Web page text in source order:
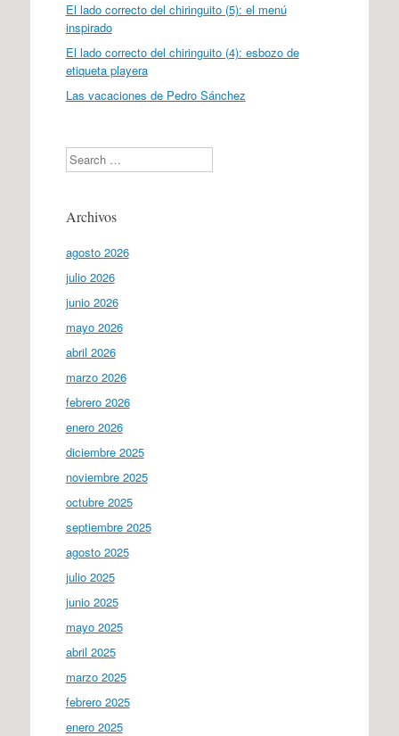
El lado correcto del chiringuito (5): el menú
inspirado
El lado correcto del chiringuito (4): esbozo de
etiqueta playera
Las vacaciones de Pedro Sánchez
Search
Archivos
agosto 2026
julio 2026
junio 2026
mayo 2026
abril 2026
marzo 2026
febrero 2026
enero 2026
diciembre 2025
noviembre 2025
octubre 2025
septiembre 2025
agosto 2025
julio 2025
junio 2025
mayo 2025
abril 2025
marzo 2025
febrero 2025
enero 2025